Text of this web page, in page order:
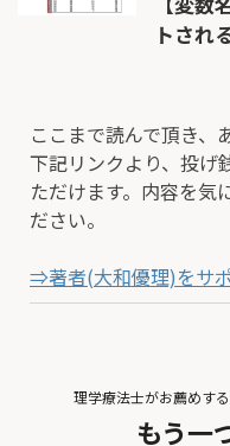
トされ
ここまで読んで頂き、
下記リンクより、投げ
ただけます。内容を気
ださい。
⇒著者(大和優理)をサ
理学療法士がお薦めす
もう一